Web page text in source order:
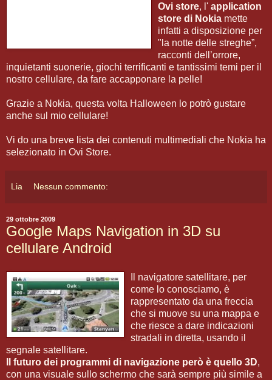
Ovi store, l' application
store di Nokia mette
infatti a disposizione per
"la notte delle streghe”,
racconti dell’orrore,
inquietanti suonerie, giochi terrificanti e tantissimi temi per il
nostro cellulare, da fare accapponare la pelle!
Grazie a Nokia, questa volta Halloween lo potrò gustare
anche sul mio cellulare!
Vi do una breve lista dei contenuti multimediali che Nokia ha
selezionato in Ovi Store.
Lia Nessun commento:
29 ottobre 2009
Google Maps Navigation in 3D su
cellulare Android
Il navigatore satellitare, per
come lo conosciamo, è
rappresentato da una freccia
che si muove su una mappa e
che riesce a dare indicazioni
stradali in diretta, usando il
segnale satellitare.
Il futuro dei programmi di navigazione però è quello 3D,
con una visuale sullo schermo che sarà sempre più simile a